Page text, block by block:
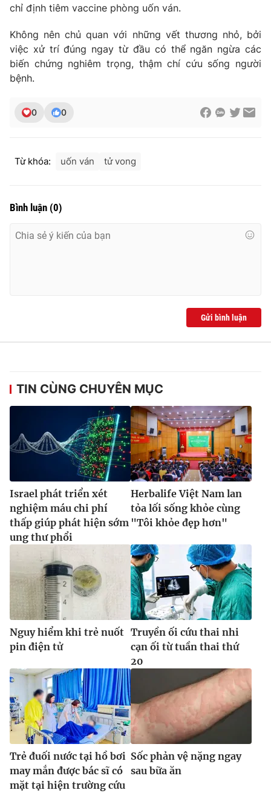
THỜI BÁO VTV
Theo dõi báo trên
Cơ quan báo chí:
Thời báo VTV
Tổng Biên tập:
Phó Tổng Biên tập:Nguyễn Thị Mỹ Hạnh, Phạm Quốc Thắng,
Nguyễn Trọng Ninh
® Cấm sao chép dưới mọi hình thức nếu không có sự chấp
thuận bằng văn bản. Ghi rõ nguồn VTV.vn khi phát hành lại
thông tin từ website này.
chỉ định tiêm vaccine phòng uốn ván.
Không nên chủ quan với những vết thương nhỏ, bởi
việc xử trí đúng ngay từ đầu có thể ngăn ngừa các
biến chứng nghiêm trọng, thậm chí cứu sống người
bệnh.
0 0
Từ khóa: uốn ván tử vong
Bình luận (0)
Gửi bình luận
TIN CÙNG CHUYÊN MỤC
Israel phát triển xét
nghiệm máu chi phí
thấp giúp phát hiện sớm
ung thư phổi
Herbalife Việt Nam lan
tỏa lối sống khỏe cùng
"Tôi khỏe đẹp hơn"
Nguy hiểm khi trẻ nuốt
pin điện tử
Truyền ối cứu thai nhi
cạn ối từ tuần thai thứ
20
Trẻ đuối nước tại hồ bơi
may mắn được bác sĩ có
mặt tại hiện trường cứu
Sốc phản vệ nặng ngay
sau bữa ăn